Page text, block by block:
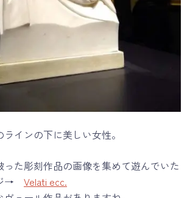
インの下に美しい女性。
た彫刻作品の画像を集めて遊んでいた
→ Velati ecc.